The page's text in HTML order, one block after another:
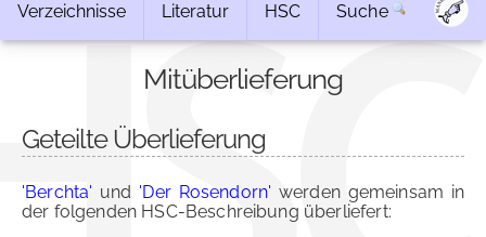
Verzeichnisse Literatur HSC Suche
Mitüberlieferung
Geteilte Überlieferung
'Berchta' und 'Der Rosendorn' werden gemeinsam in
der folgenden HSC-Beschreibung überliefert: